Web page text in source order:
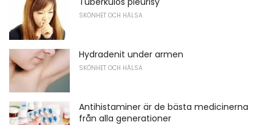
SKÖNHET OCH HÄLSA
Hydradenit under armen
SKÖNHET OCH HÄLSA
Antihistaminer är de bästa medicinerna
från alla generationer